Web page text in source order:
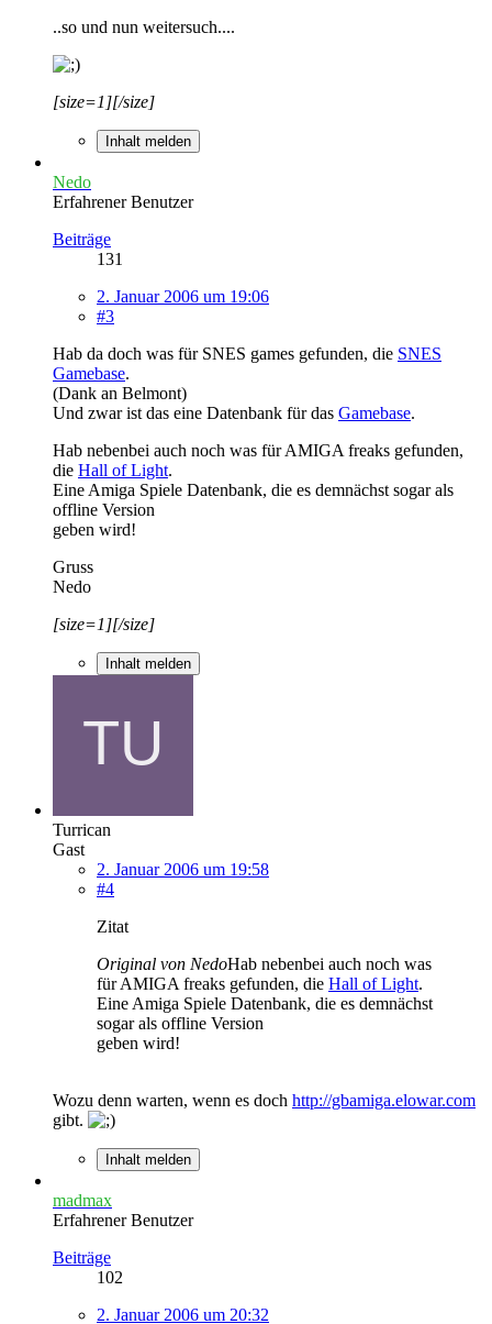
..so und nun weitersuch....
[size=1][/size]
Inhalt melden
Nedo
Erfahrener Benutzer
Beiträge
131
2. Januar 2006 um 19:06
#3
Hab da doch was für SNES games gefunden, die SNES
Gamebase.
(Dank an Belmont)
Und zwar ist das eine Datenbank für das Gamebase.
Hab nebenbei auch noch was für AMIGA freaks gefunden,
die Hall of Light.
Eine Amiga Spiele Datenbank, die es demnächst sogar als
offline Version
geben wird!
Gruss
Nedo
[size=1][/size]
Inhalt melden
Turrican
Gast
2. Januar 2006 um 19:58
#4
Zitat
Original von NedoHab nebenbei auch noch was
für AMIGA freaks gefunden, die Hall of Light.
Eine Amiga Spiele Datenbank, die es demnächst
sogar als offline Version
geben wird!
Wozu denn warten, wenn es doch http://gbamiga.elowar.com
gibt.
Inhalt melden
madmax
Erfahrener Benutzer
Beiträge
102
2. Januar 2006 um 20:32